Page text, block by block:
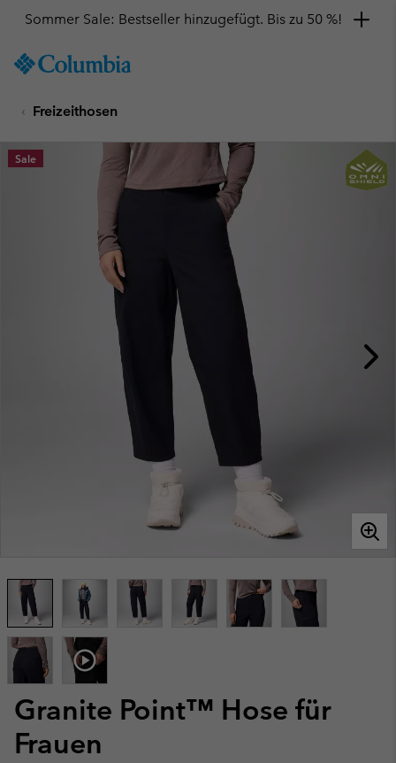
TO
SKIP
MAIN
NAV
Sommer Sale: Bestseller hinzugefügt. Bis zu 50 %!
Freizeithosen
Granite Point™ Hose für
Frauen
Sale